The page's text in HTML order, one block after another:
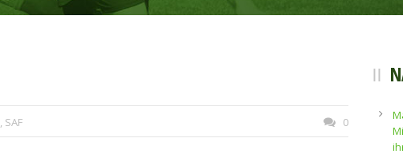
, SAF 0